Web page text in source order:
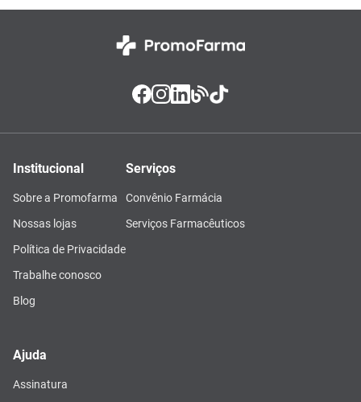
Institucional
Sobre a Promofarma
Nossas lojas
Política de Privacidade
Trabalhe conosco
Blog
Serviços
Convênio Farmácia
Serviços Farmacêuticos
Ajuda
Assinatura